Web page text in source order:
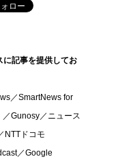
に記事を提供してお
／SmartNews for
Gunosy／ニュース
NTTドコモ
／Google